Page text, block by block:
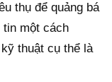
thụ để quảng bá
tin một cách
thuật cụ thể là